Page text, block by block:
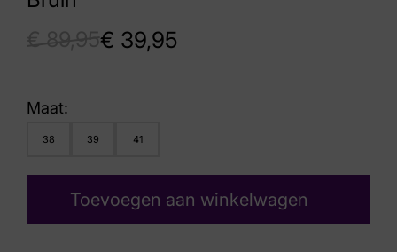
€ 39,95
Maat:
38 39 41
Toevoegen aan winkelwagen